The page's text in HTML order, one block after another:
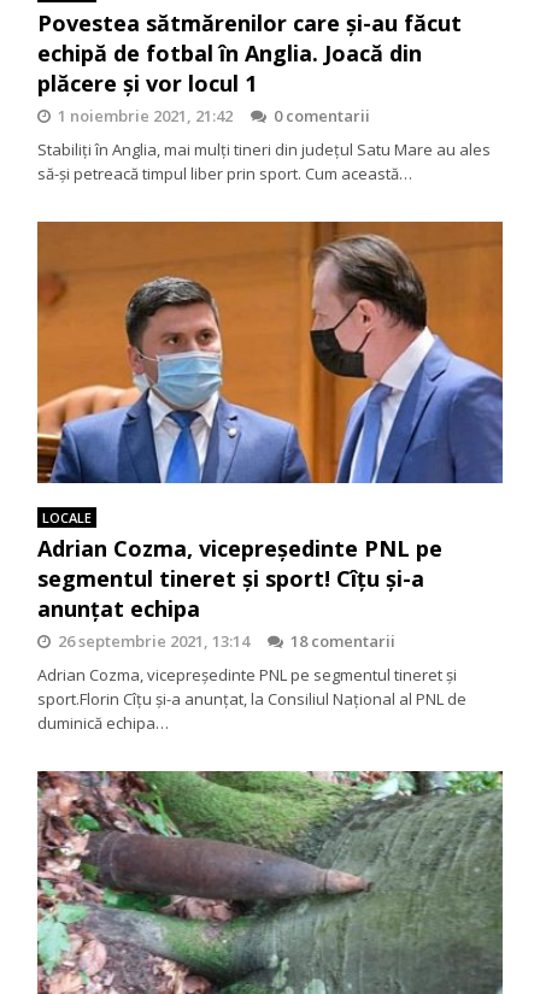
Povestea sătmărenilor care și-au făcut
echipă de fotbal în Anglia. Joacă din
plăcere și vor locul 1
1 noiembrie 2021, 21:42
0 comentarii
Stabiliți în Anglia, mai mulți tineri din județul Satu Mare au ales
să-și petreacă timpul liber prin sport. Cum această…
LOCALE
Adrian Cozma, vicepreședinte PNL pe
segmentul tineret și sport! Cîțu și-a
anunțat echipa
26 septembrie 2021, 13:14
18 comentarii
Adrian Cozma, vicepreședinte PNL pe segmentul tineret și
sport.Florin Cîţu şi-a anunţat, la Consiliul Naţional al PNL de
duminică echipa…